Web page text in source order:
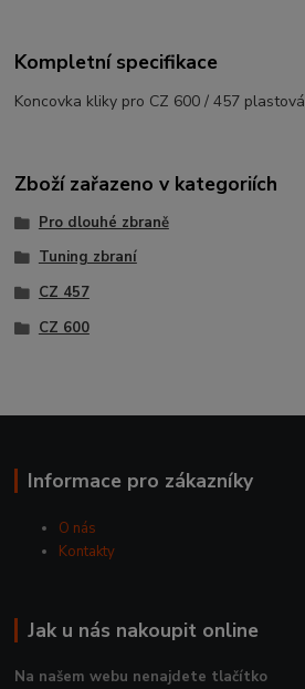
Kompletní specifikace
Koncovka kliky pro CZ 600 / 457 plastová
Zboží zařazeno v kategoriích
Pro dlouhé zbraně
Tuning zbraní
CZ 457
CZ 600
Informace pro zákazníky
O nás
Kontakty
Jak u nás nakoupit online
Na našem webu nenajdete tlačítko